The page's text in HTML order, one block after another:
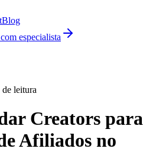
Blog
especialista
leitura
Creators para
Afiliados no